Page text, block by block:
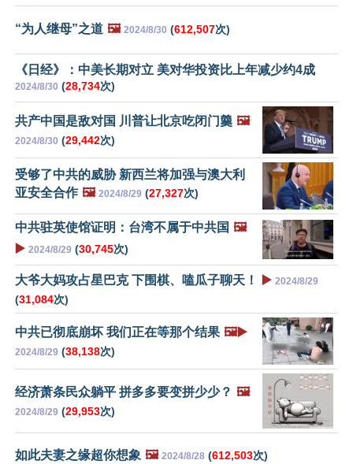
“为人继母”之道 🖼️ 2024/8/30 (612,507次)
《日经》：中美长期对立 美对华投资比上年减少约4成
2024/8/30 (28,734次)
共产中国是敌对国 川普让北京吃闭门羹 🖼️
2024/8/30 (29,442次)
受够了中共的威胁 新西兰将加强与澳大利
亚安全合作 🖼️ 2024/8/29 (27,327次)
中共驻英使馆证明：台湾不属于中共国 🖼️
▶️ 2024/8/29 (30,745次)
大爷大妈攻占星巴克 下围棋、嗑瓜子聊天！ ▶️ 2024/8/29
(31,084次)
中共已彻底崩坏 我们正在等那个结果 🖼️▶️
2024/8/29 (38,138次)
经济萧条民众躺平 拼多多要变拼少少？ 🖼️
2024/8/29 (29,953次)
如此夫妻之缘超你想象 🖼️ 2024/8/28 (612,503次)